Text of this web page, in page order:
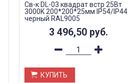
Св-к DL-03 квадрат встр 25Вт
3000K 200*200*25мм IP54/IP44
черный RAL9005
3 496,50 руб.
КУПИТЬ